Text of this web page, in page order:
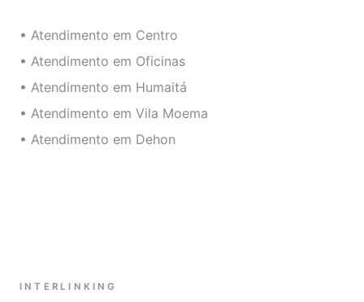
• Atendimento em Centro
• Atendimento em Oficinas
• Atendimento em Humaitá
• Atendimento em Vila Moema
• Atendimento em Dehon
INTERLINKING